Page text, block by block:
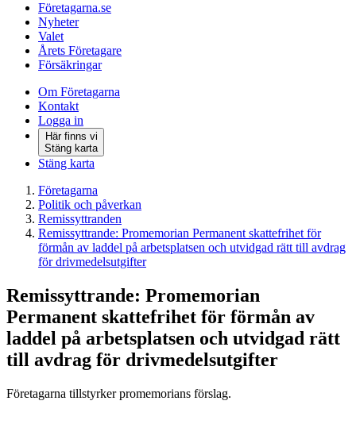
Företagarna.se
Nyheter
Valet
Årets Företagare
Försäkringar
Om Företagarna
Kontakt
Logga in
Här finns vi
Stäng karta
Stäng karta
Företagarna
Politik och påverkan
Remissyttranden
Remissyttrande: Promemorian Permanent skattefrihet för
förmån av laddel på arbetsplatsen och utvidgad rätt till avdrag
för drivmedelsutgifter
Remissyttrande: Promemorian
Permanent skattefrihet för förmån av
laddel på arbetsplatsen och utvidgad rätt
till avdrag för drivmedelsutgifter
Företagarna tillstyrker promemorians förslag.